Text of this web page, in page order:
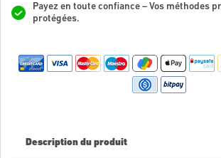
Payez en toute confiance – Vos méthodes
protégées.
Description du produit